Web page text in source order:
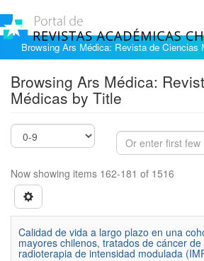
Browsing Ars Médica: Revista de Ciencias
Browsing Ars Médica:
Médicas by Title
Now showing items 162-181 of 1516
Calidad de vida a largo plazo en una
mayores chilenos, tratados de cáncer
radioterapia de intensidad modulada